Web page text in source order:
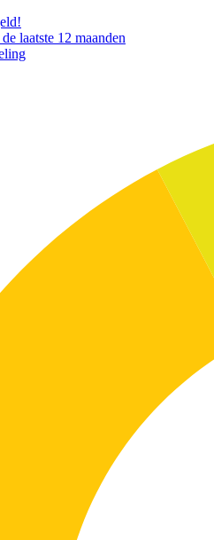
laatste 12 maanden